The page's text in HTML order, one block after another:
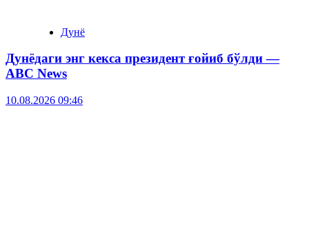
Дунё
Дунёдаги энг кекса президент ғойиб бўлди —
ABC News
10.08.2026 09:46